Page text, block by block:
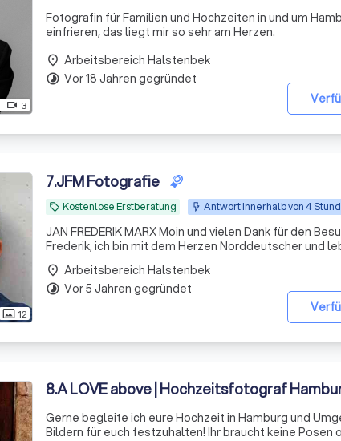
videocam 3
Fotografin für Familien und Hochzeiten in und um
einfrieren, das liegt mir so sehr am Herzen.
place Arbeitsbereich Halstenbek
timelapse Vor 18 Jahren gegründet
photo_size_select_actual 12
7.JFM Fotografie
local_offer Kostenlose Erstberatung Antwort innerhalb von 4
JAN FREDERIK MARX Moin und vielen Dank für den Besuch auf
Frederik, ich bin mit dem Herzen Norddeutscher und
mich mehr als ein Beruf – es ist Passion, die
Mensc
place Arbeitsbereich Halstenbek
timelapse Vor 5 Jahren gegründet
8.A LOVE above | Hochzeitsfotograf
Gerne begleite ich eure Hochzeit in Hamburg und
Bildern für euch festzuhalten! Ihr braucht keine